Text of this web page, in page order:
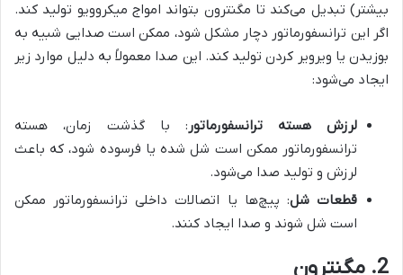
بیشتر) تبدیل می‌کند تا مگنترون بتواند امواج میکروویو تولید کند.
اگر این ترانسفورماتور دچار مشکل شود، ممکن است صدایی شبیه به
بوزیدن یا ویرویر کردن تولید کند. این صدا معمولاً به دلیل موارد زیر
ایجاد می‌شود:
لرزش هسته ترانسفورماتور : با گذشت زمان، هسته
ترانسفورماتور ممکن است شل شده یا فرسوده شود، که باعث
لرزش و تولید صدا می‌شود.
قطعات شل: پیچ‌ها یا اتصالات داخلی ترانسفورماتور ممکن
است شل شوند و صدا ایجاد کنند.
2. مگنترون